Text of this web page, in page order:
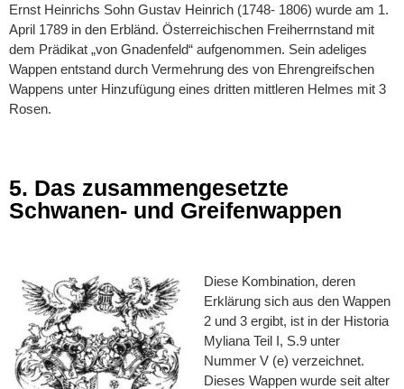
Ernst Heinrichs Sohn Gustav Heinrich (1748- 1806) wurde am 1.
April 1789 in den Erbländ. Österreichischen Freiherrnstand mit
dem Prädikat „von Gnadenfeld“ aufgenommen. Sein adeliges
Wappen entstand durch Vermehrung des von Ehrengreifschen
Wappens unter Hinzufügung eines dritten mittleren Helmes mit 3
Rosen.
5. Das zusammengesetzte
Schwanen- und Greifenwappen
Diese Kombination, deren
Erklärung sich aus den Wappen
2 und 3 ergibt, ist in der Historia
Myliana Teil I, S.9 unter
Nummer V (e) verzeichnet.
Dieses Wappen wurde seit alter